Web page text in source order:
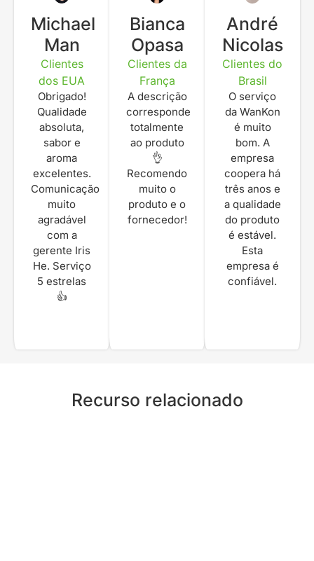
Michael
Man
Clientes
dos EUA
Obrigado!
Qualidade
absoluta,
sabor e
aroma
excelentes.
Comunicação
muito
agradável
com a
gerente Iris
He. Serviço
5 estrelas
👍
Bianca
Opasa
Clientes da
França
A descrição
corresponde
totalmente
ao produto
👌
Recomendo
muito o
produto e o
fornecedor!
André
Nicolas
Clientes do
Brasil
O serviço
da WanKon
é muito
bom. A
empresa
coopera há
três anos e
a qualidade
do produto
é estável.
Esta
empresa é
confiável.
Recurso relacionado